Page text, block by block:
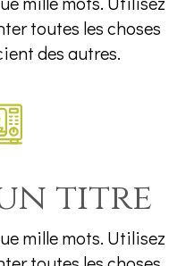
toutes les choses
des autres.
titre
mille mots. Utilisez